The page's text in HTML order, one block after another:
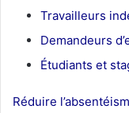
Travailleurs
Demandeurs
Étudiants et
Réduire